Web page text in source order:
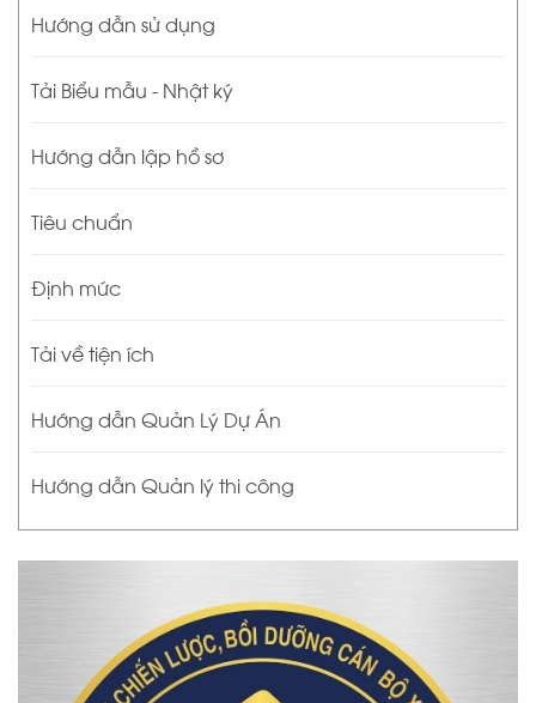
Hướng dẫn sử dụng
Tải Biểu mẫu - Nhật ký
Hướng dẫn lập hồ sơ
Tiêu chuẩn
Định mức
Tải về tiện ích
Hướng dẫn Quản Lý Dự Án
Hướng dẫn Quản lý thi công